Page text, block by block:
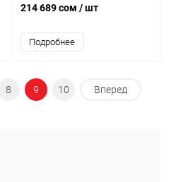
DF24CB9900CRLP
214 689 сом / шт
Подробнее
8 9 10 Вперед